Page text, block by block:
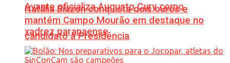
Avante oficializa Augusto Cury como
candidato à Presidência
Natália Biazon conquista dois ouros e
mantém Campo Mourão em destaque no
xadrez paranaense